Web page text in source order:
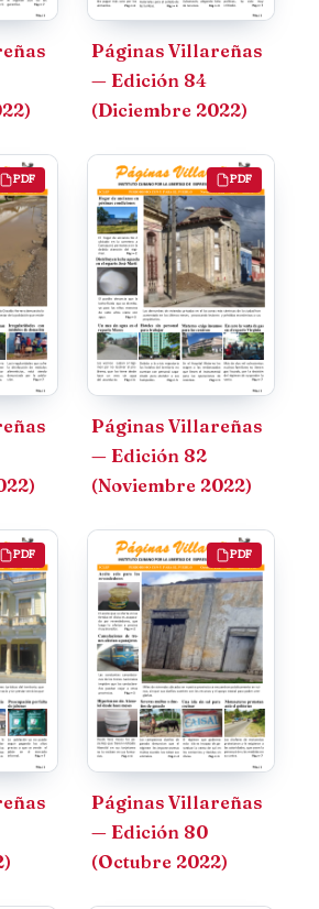
Páginas Villareñas
— Edición 84
(Diciembre 2022)
PDF PDF
Páginas Villareñas
— Edición 82
(Noviembre 2022)
PDF PDF
Páginas Villareñas
— Edición 80
(Octubre 2022)